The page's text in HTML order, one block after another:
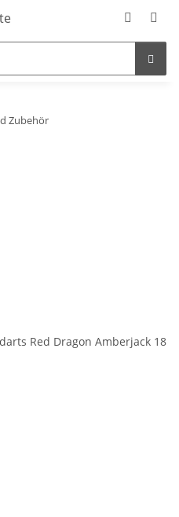
Zubehör